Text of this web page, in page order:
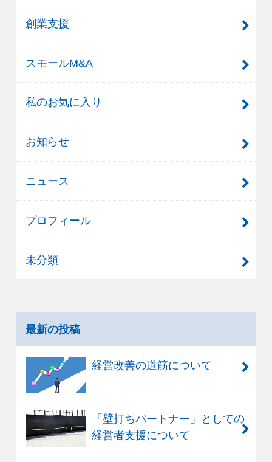
創業支援
スモールM&A
私のお気に入り
お知らせ
ニュース
プロフィール
未分類
最新の投稿
経営改善の道筋について
「壁打ちパートナー」としての
経営者支援について